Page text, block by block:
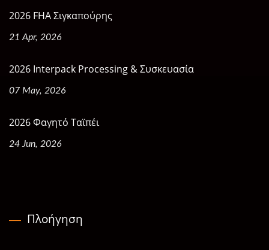
2026 FHA Σιγκαπούρης
21 Apr, 2026
2026 Interpack Processing & Συσκευασία
07 May, 2026
2026 Φαγητό Ταϊπέι
24 Jun, 2026
Πλοήγηση